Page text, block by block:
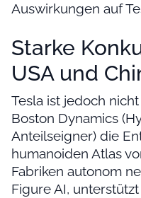
Auswirkungen auf
Starke
USA und
Tesla ist jedoch
Boston Dynamics
Anteilseigner) die
humanoiden Atlas
Fabriken autonom
Figure AI,